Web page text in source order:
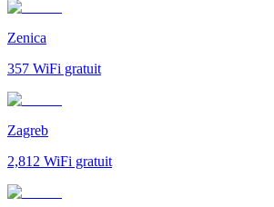
Zenica
357 WiFi gratuit
Zagreb
2,812 WiFi gratuit